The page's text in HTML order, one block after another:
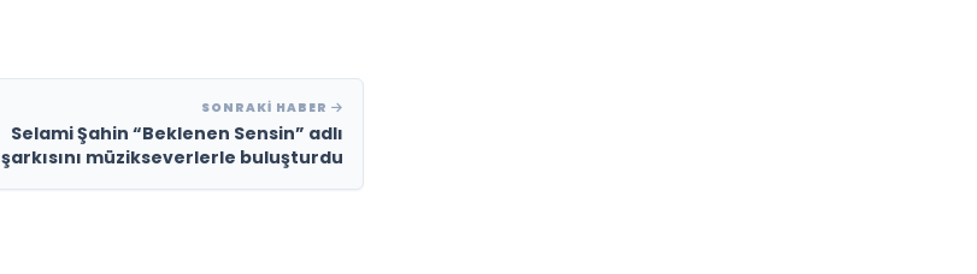
SONRAKI HABER
Selami Şahin “Beklenen Sensin” adlı
şarkısını müzikseverlerle buluşturdu